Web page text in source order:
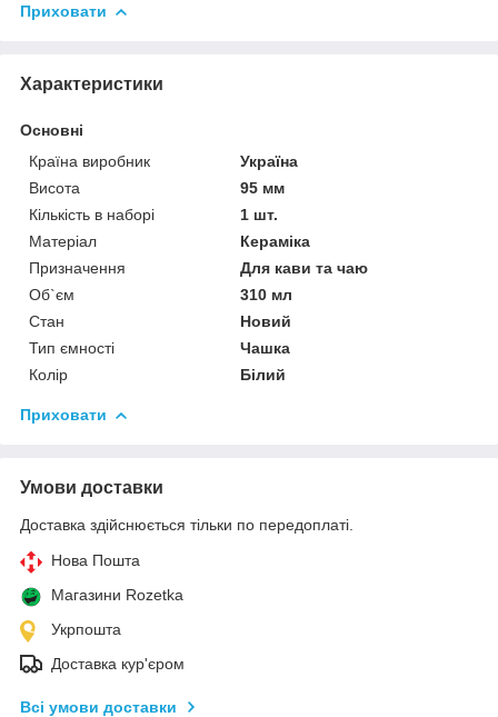
Приховати
Характеристики
Основні
Країна виробник
Україна
Висота
95 мм
Кількість в наборі
1 шт.
Матеріал
Кераміка
Призначення
Для кави та чаю
Об`єм
310 мл
Стан
Новий
Тип ємності
Чашка
Колір
Білий
Приховати
Умови доставки
Доставка здійснюється тільки по передоплаті.
Нова Пошта
Магазини Rozetka
Укрпошта
Доставка кур'єром
Всі умови доставки